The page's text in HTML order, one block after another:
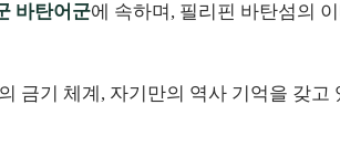
바탄어군에 속하며, 필리핀 바탄섬의
금기 체계, 자기만의 역사 기억을 갖고